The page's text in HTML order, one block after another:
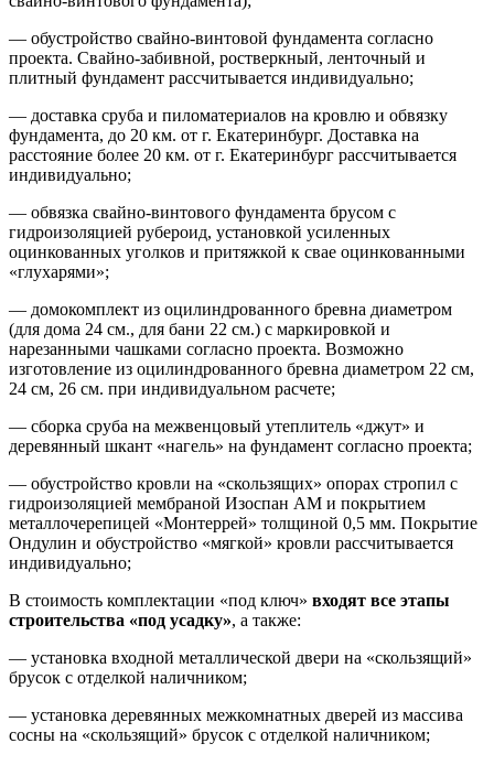
— обустройство свайно-винтовой фундамента согласно
проекта. Свайно-забивной, ростверкный, ленточный и
плитный фундамент рассчитывается индивидуально;
— доставка сруба и пиломатериалов на кровлю и обвязку
фундамента, до 20 км. от г. Екатеринбург. Доставка на
расстояние более 20 км. от г. Екатеринбург рассчитывается
индивидуально;
— обвязка свайно-винтового фундамента брусом с
гидроизоляцией рубероид, установкой усиленных
оцинкованных уголков и притяжкой к свае оцинкованными
«глухарями»;
— домокомплект из оцилиндрованного бревна диаметром
(для дома 24 см., для бани 22 см.) с маркировкой и
нарезанными чашками согласно проекта. Возможно
изготовление из оцилиндрованного бревна диаметром 22 см,
24 см, 26 см. при индивидуальном расчете;
— сборка сруба на межвенцовый утеплитель «джут» и
деревянный шкант «нагель» на фундамент согласно проекта;
— обустройство кровли на «скользящих» опорах стропил с
гидроизоляцией мембраной Изоспан АМ и покрытием
металлочерепицей «Монтеррей» толщиной 0,5 мм. Покрытие
Ондулин и обустройство «мягкой» кровли рассчитывается
индивидуально;
В стоимость комплектации «под ключ» входят все этапы
строительства «под усадку», а также:
— установка входной металлической двери на «скользящий»
брусок с отделкой наличником;
— установка деревянных межкомнатных дверей из массива
сосны на «скользящий» брусок с отделкой наличником;